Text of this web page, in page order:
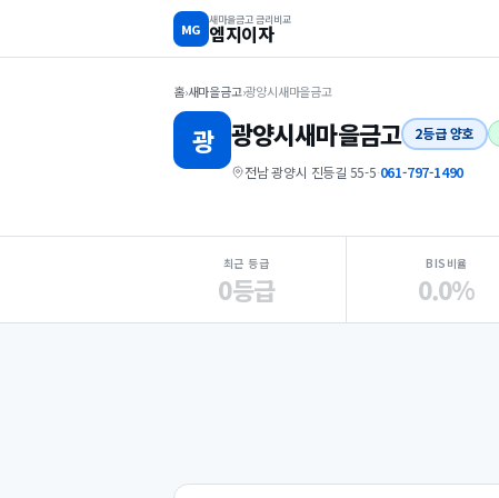
MG
새마을금고 금리비교
엠지이자
홈›새마을금고›광양시새마을금고
광 광양시새마을금고 2등급 양호
전남 광양시 진등길 55-5·061-797-1490
최근 등급
0등급
BIS비율
0.0%